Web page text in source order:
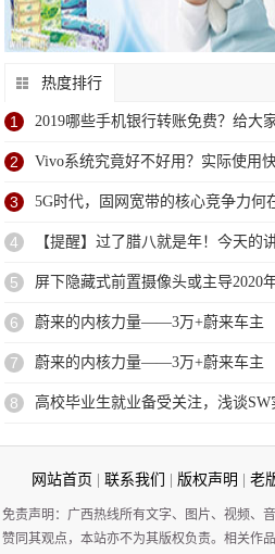
热度排行
1 2019哪些手机银行转账免费？给大
2 Vivo系统究竟好不好用？实际使用
3 5G时代，固网宽带的核心竞争力何
4 【提醒】过了腊八就是年！今天的
5 屏下隐藏式前置摄像头或主导2020
6 蔚来的内核力量——3万+蔚来车主
7 蔚来的内核力量——3万+蔚来车主
8 高校毕业生就业备受关注，浅谈
网站首页 联系我们 版权声明 老
免责声明：广西热线所有文字、图片、视频、
赞同其观点，本站亦不为其版权负责。相关作